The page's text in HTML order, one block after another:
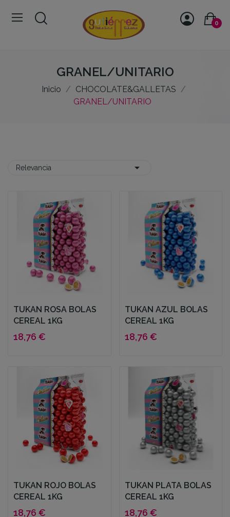
0
GRANEL/UNITARIO
Inicio
CHOCOLATE&GALLETAS
GRANEL/UNITARIO
Relevancia 
TUKAN ROSA BOLAS
CEREAL 1KG
18,76 €
TUKAN AZUL BOLAS
CEREAL 1KG
18,76 €
TUKAN ROJO BOLAS
CEREAL 1KG
18,76 €
TUKAN PLATA BOLAS
CEREAL 1KG
18,76 €